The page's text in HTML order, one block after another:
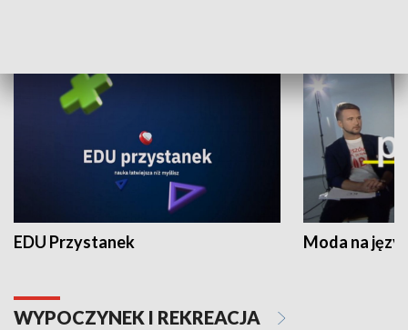
EDU Przystanek Moda na
WYPOCZYNEK I REKREACJA